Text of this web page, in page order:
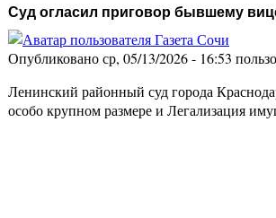
Суд огласил приговор бывшему
Опубликовано ср, 05/13/2026 - 16:53
Ленинский районный суд города
особо крупном размере и Легализация